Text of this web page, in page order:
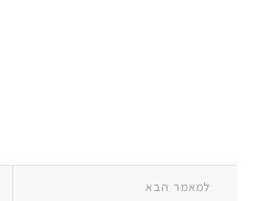
למאמר הבא